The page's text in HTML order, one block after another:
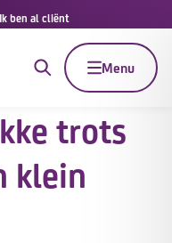
Ik ben al cliënt
Menu
trots
klein